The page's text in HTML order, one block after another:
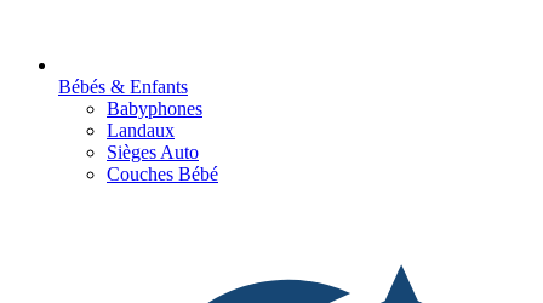
Bébés & Enfants
Babyphones
Landaux
Sièges Auto
Couches Bébé